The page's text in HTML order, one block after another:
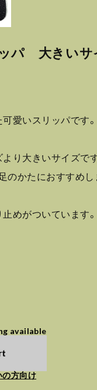
パ 大きいサ
愛いスリッパです。
り大きいサイズです
のかたにおすすめし
めがついています。
available
の方向け